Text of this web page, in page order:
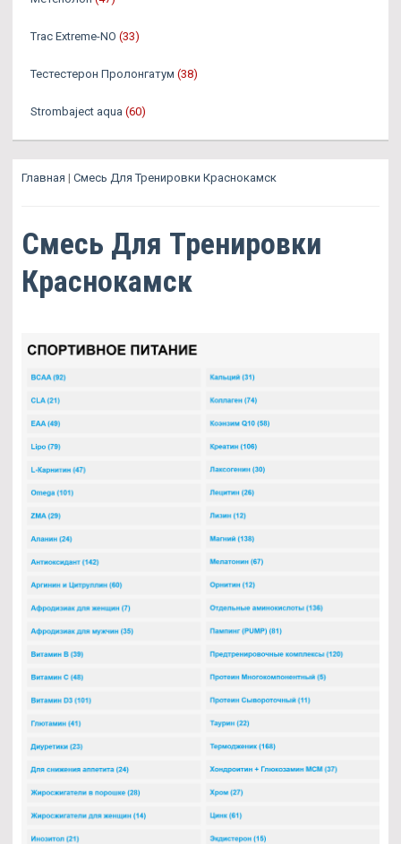
Trac Extreme-NO (33)
Тестестерон Пролонгатум (38)
Strombaject aqua (60)
Главная | Смесь Для Тренировки Краснокамск
Смесь Для Тренировки
Краснокамск